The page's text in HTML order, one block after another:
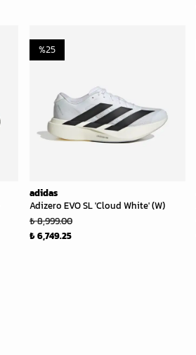
adidas
Adizero EVO SL 'Cloud White' (W)
%25
₺ 8,999.00
₺ 6,749.25